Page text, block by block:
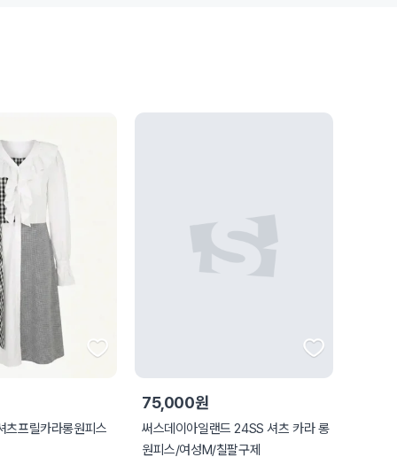
츠프릴카라롱원피스
75,000원
써스데이아일랜드 24SS 셔츠 카라 롱
원피스/여성M/칠팔구제